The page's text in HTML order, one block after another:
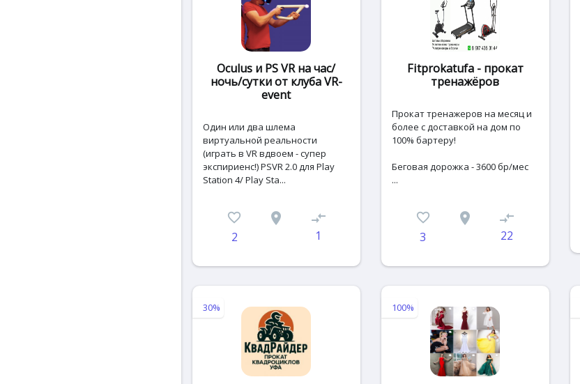
Oculus и PS VR на час/
ночь/сутки от клуба VR-
event
Oдин или двa шлeма
виpтуaльной реальности
(игpать в VR вдвoем - супeр
экспиpиeнc!) PSVR 2.0 для Play
Station 4/ Plаy Stа...
favorite_border
2
place compare_arrows
1
Fitprokatufa - прокат
тренажёров
Прокат тренажеров на месяц и
более с доставкой на дом по
100% бартеру!
Беговая дорожка - 3600 бр/мес
...
favorite_border
3
place compare_arrows
22
30% 100%